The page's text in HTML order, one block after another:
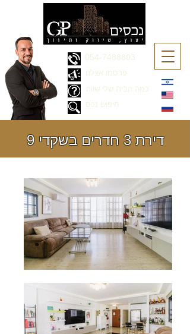
054-7488803
כמה הבית שלי שווה
פרסמו אצלנו
חיפוש נכס
דירת 3 חדרים בשקדי 9